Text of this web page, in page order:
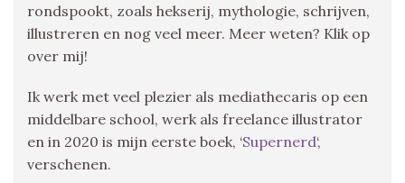
rondspookt, zoals hekserij, mythologie, schrijven,
illustreren en nog veel meer. Meer weten? Klik op
over mij!
Ik werk met veel plezier als mediathecaris op een
middelbare school, werk als freelance illustrator
en in 2020 is mijn eerste boek, ‘Supernerd‘,
verschenen.